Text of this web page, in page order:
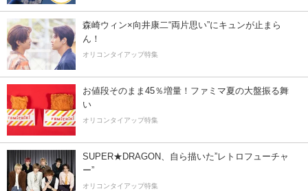
森崎ウィン×向井康二“両片思い”にキュンが止まら
ん！
オリコンタイアップ特集
お値段そのまま45％増量！ファミマ夏の大盤振る舞
い
オリコンタイアップ特集
SUPER★DRAGON、自ら描いた”レトロフューチャ
ー”
オリコンタイアップ特集